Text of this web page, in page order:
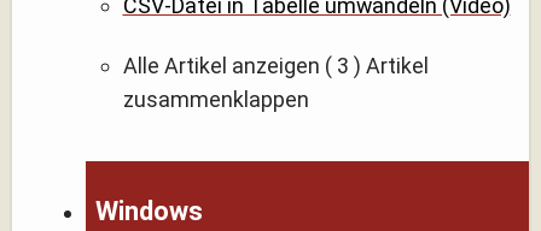
CSV-Datei in Tabelle umwandeln (Video)
Alle Artikel anzeigen ( 3 ) Artikel
zusammenklappen
Windows